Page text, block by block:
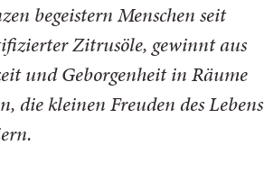
begeistern Menschen seit
Zitrusöle, gewinnt aus
und Geborgenheit in Räume
die kleinen Freuden des Lebens